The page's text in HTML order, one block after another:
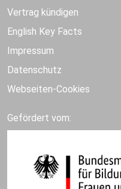
Vertrag kündigen
English Key Facts
Impressum
Datenschutz
Webseiten-Cookies
Gefördert vom: